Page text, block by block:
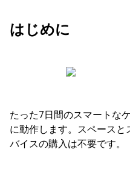
はじめに
たった7日間のスマートな
に動作します。スペース
バイスの購入は不要です。